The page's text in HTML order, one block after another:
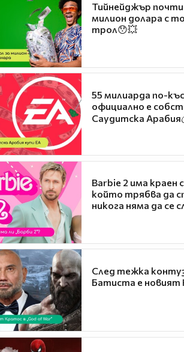
Тийнейджър почти
милион долара с
трол😯💥
55 милиарда по-
официално е
Саудитска
Barbie 2 има краен
който трябва да
никога няма да се
След тежка
Батиста е новият